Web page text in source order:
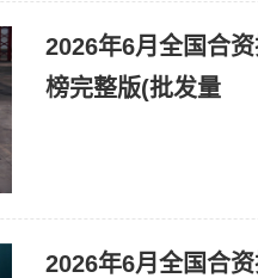
2026年6月全国合
榜完整版(批发量
2026年6月全国合